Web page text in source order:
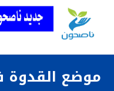
موضع القدوة